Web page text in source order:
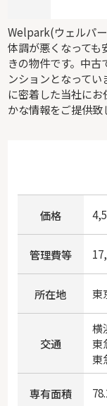
Welpark(ウェルパー
体調が悪くなって
きの物件です。中
ンションとなって
に密着した当社に
かな情報をご提供致
価格
管理費等
所在地 東
交通
横
東
東
専有面積